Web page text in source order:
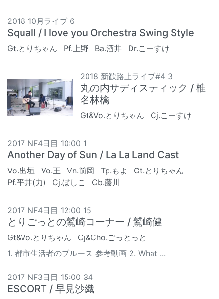
2018 10月ライブ 6
Squall / I love you Orchestra Swing Style
Gt.とりちゃん Pf.上野 Ba.酒井 Dr.こーすけ
2018 新歓路上ライブ#4 3
丸の内サディスティック / 椎
名林檎
Gt&Vo.とりちゃん Cj.こーすけ
2017 NF4日目 10:00 1
Another Day of Sun / La La Land Cast
Vo.出垣 Vo.王 Vn.前岡 Tp.もよ
Gt.とりちゃん
Pf.平井(力)
Cj.ぼしこ Cb.藤川
2017 NF4日目 12:00 15
とりごっとの鷲崎コーナー / 鷲崎健
Gt&Vo.とりちゃん
Cj&Cho.ごっとっと
1. 都市生活者のブルース 参考動画 2. What ...
2017 NF3日目 15:00 34
ESCORT / 早見沙織